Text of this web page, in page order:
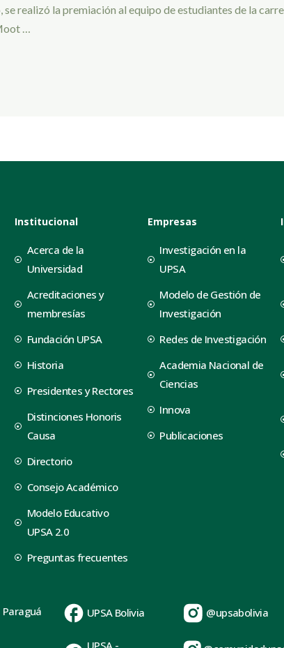
realizó la premiación al equipo de estudiantes de la
…
Institucional
Acerca de la
Universidad
Acreditaciones y
membresías
Fundación UPSA
Historia
Presidentes y Rectores
Distinciones Honoris
Causa
Directorio
Consejo Académico
Modelo Educativo
UPSA 2.0
Preguntas frecuentes
Empresas
Investigación en la
UPSA
Modelo de Gestión de
Investigación
Redes de Investigación
Academia Nacional de
Ciencias
Innova
Publicaciones
UPSA Bolivia
UPSA -
@upsabolivia